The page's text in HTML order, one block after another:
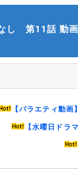
し 第11話 動
【バラエティ動画】
【水曜日ドラマ